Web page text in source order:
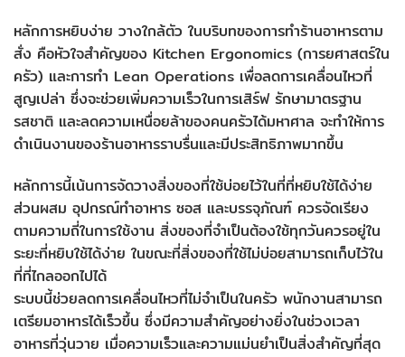
หลักการหยิบง่าย วางใกล้ตัว ในบริบทของการทำร้านอาหารตาม
สั่ง คือหัวใจสำคัญของ Kitchen Ergonomics (การยศาสตร์ใน
ครัว) และการทำ Lean Operations เพื่อลดการเคลื่อนไหวที่
สูญเปล่า ซึ่งจะช่วยเพิ่มความเร็วในการเสิร์ฟ รักษามาตรฐาน
รสชาติ และลดความเหนื่อยล้าของคนครัวได้มหาศาล จะทำให้การ
ดำเนินงานของร้านอาหารราบรื่นและมีประสิทธิภาพมากขึ้น
หลักการนี้เน้นการจัดวางสิ่งของที่ใช้บ่อยไว้ในที่ที่หยิบใช้ได้ง่าย
ส่วนผสม อุปกรณ์ทำอาหาร ซอส และบรรจุภัณฑ์ ควรจัดเรียง
ตามความถี่ในการใช้งาน สิ่งของที่จำเป็นต้องใช้ทุกวันควรอยู่ใน
ระยะที่หยิบใช้ได้ง่าย ในขณะที่สิ่งของที่ใช้ไม่บ่อยสามารถเก็บไว้ใน
ที่ที่ไกลออกไปได้
ระบบนี้ช่วยลดการเคลื่อนไหวที่ไม่จำเป็นในครัว พนักงานสามารถ
เตรียมอาหารได้เร็วขึ้น ซึ่งมีความสำคัญอย่างยิ่งในช่วงเวลา
อาหารที่วุ่นวาย เมื่อความเร็วและความแม่นยำเป็นสิ่งสำคัญที่สุด